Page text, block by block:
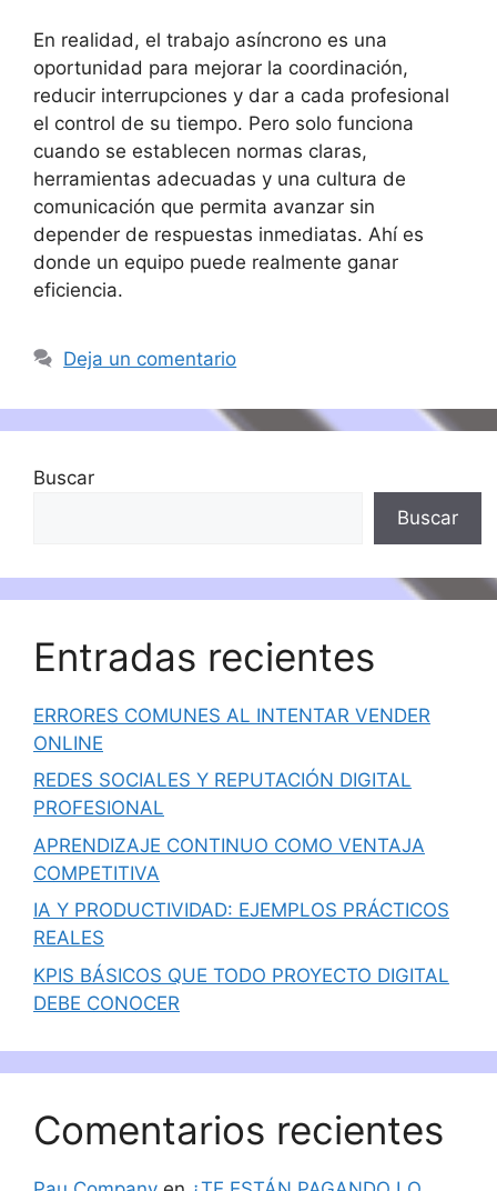
En realidad, el trabajo asíncrono es una
oportunidad para mejorar la coordinación,
reducir interrupciones y dar a cada profesional
el control de su tiempo. Pero solo funciona
cuando se establecen normas claras,
herramientas adecuadas y una cultura de
comunicación que permita avanzar sin
depender de respuestas inmediatas. Ahí es
donde un equipo puede realmente ganar
eficiencia.
Deja un comentario
Buscar
Buscar
Entradas recientes
ERRORES COMUNES AL INTENTAR VENDER
ONLINE
REDES SOCIALES Y REPUTACIÓN DIGITAL
PROFESIONAL
APRENDIZAJE CONTINUO COMO VENTAJA
COMPETITIVA
IA Y PRODUCTIVIDAD: EJEMPLOS PRÁCTICOS
REALES
KPIS BÁSICOS QUE TODO PROYECTO DIGITAL
DEBE CONOCER
Comentarios recientes